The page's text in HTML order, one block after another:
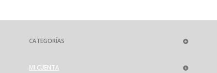
CATEGORÍAS
MI CUENTA